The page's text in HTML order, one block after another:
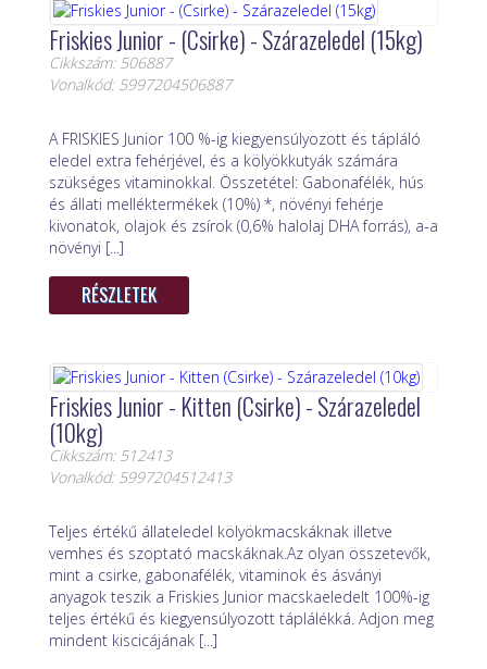
Friskies Junior - (Csirke) - Szárazeledel (15kg)
Cikkszám: 506887
Vonalkód: 5997204506887
A FRISKIES Junior 100 %-ig kiegyensúlyozott és tápláló
eledel extra fehérjével, és a kölyökkutyák számára
szükséges vitaminokkal. Összetétel: Gabonafélék, hús
és állati melléktermékek (10%) *, növényi fehérje
kivonatok, olajok és zsírok (0,6% halolaj DHA forrás), a-a
növényi [...]
RÉSZLETEK
Friskies Junior - Kitten (Csirke) - Szárazeledel
(10kg)
Cikkszám: 512413
Vonalkód: 5997204512413
Teljes értékű állateledel kölyökmacskáknak illetve
vemhes és szoptató macskáknak.Az olyan összetevők,
mint a csirke, gabonafélék, vitaminok és ásványi
anyagok teszik a Friskies Junior macskaeledelt 100%-ig
teljes értékű és kiegyensúlyozott táplálékká. Adjon meg
mindent kiscicájának [...]